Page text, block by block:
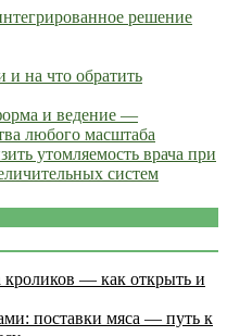
решение
и на что обратить
и ведение —
любого масштаба
утомляемость врача при
систем
кроликов — как открыть и
поставки мяса — путь к